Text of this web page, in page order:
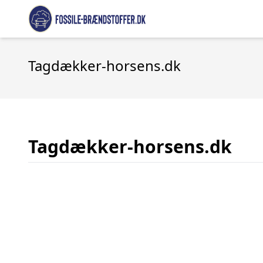
Tagdækker-horsens.dk
Tagdækker-horsens.dk